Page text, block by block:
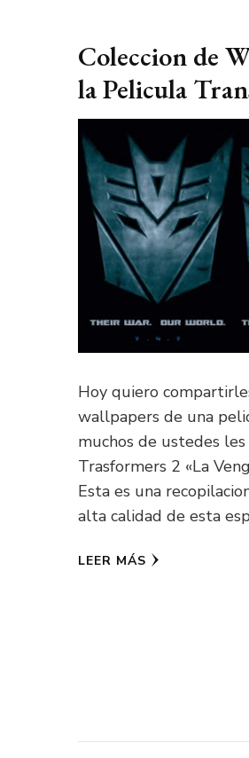
Coleccion de
la Pelicula
Hoy quiero
wallpapers de una
muchos de ustedes
Trasformers 2 «La
Esta es una
alta calidad de esta
LEER MÁS